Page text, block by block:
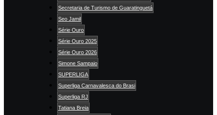
Secretaria de Turismo de Guaratinguetá
Seo Jamil
Série Ouro
Série Ouro 2025
Série Ouro 2026
Simone Sampaio
SUPERLIGA
Superliga Carnavalesca do Brasi
Superliga RJ
Tatiana Breia